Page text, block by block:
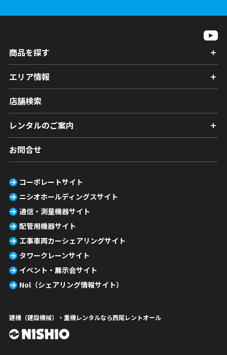
商品を探す
エリア情報
店舗検索
レンタルのご案内
お問合せ
コーポレートサイト
ニシオホールディングスサイト
通信・測量機器サイト
配管用機器サイト
工事車両カーシェアリングサイト
タワークレーンサイト
イベント・展示会サイト
Nol（シェアリング情報サイト）
建機（建設機械）・重機レンタルなら西尾レントオール